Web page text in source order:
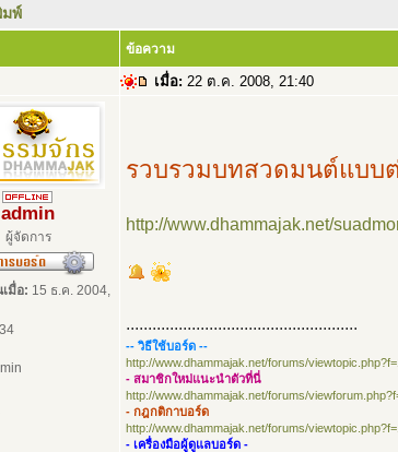
มพ์
ข้อความ
เมื่อ: 22 ต.ค. 2008, 21:40
admin
ผู้จัดการ
มื่อ: 15 ธ.ค. 2004,
รวบรวมบทสวดมนต์แบบ
http://www.dhammajak.net/
.....................................................
-- วิธีใช้บอร์ด --
http://www.dhammajak.net/forums/
- สมาชิกใหม่แนะนำตัวที่นี่
http://www.dhammajak.net/forums/
- กฎกติกาบอร์ด
http://www.dhammajak.net/forums/
- เครื่องมือผู้ดูแลบอร์ด -